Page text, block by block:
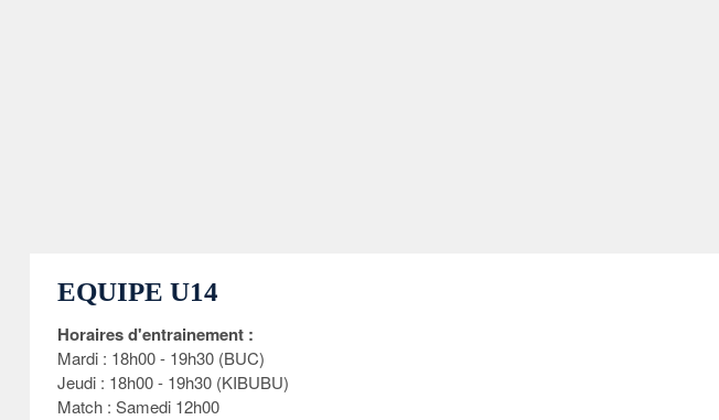
EQUIPE U14
Horaires d'entrainement :
Mardi : 18h00 - 19h30 (BUC)
Jeudi : 18h00 - 19h30 (KIBUBU)
Match : Samedi 12h00